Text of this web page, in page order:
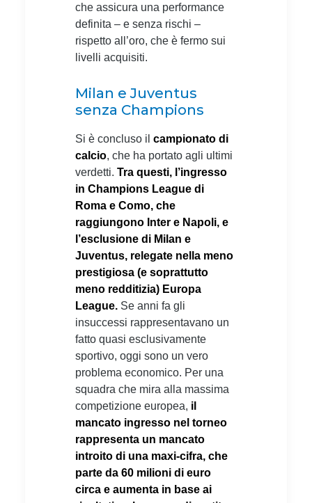
che assicura una performance
definita – e senza rischi –
rispetto all’oro, che è fermo sui
livelli acquisiti.
Milan e Juventus
senza Champions
Si è concluso il campionato di
calcio, che ha portato agli ultimi
verdetti. Tra questi, l’ingresso
in Champions League di
Roma e Como, che
raggiungono Inter e Napoli, e
l’esclusione di Milan e
Juventus, relegate nella meno
prestigiosa (e soprattutto
meno redditizia) Europa
League. Se anni fa gli
insuccessi rappresentavano un
fatto quasi esclusivamente
sportivo, oggi sono un vero
problema economico. Per una
squadra che mira alla massima
competizione europea, il
mancato ingresso nel torneo
rappresenta un mancato
introito di una maxi-cifra, che
parte da 60 milioni di euro
circa e aumenta in base ai